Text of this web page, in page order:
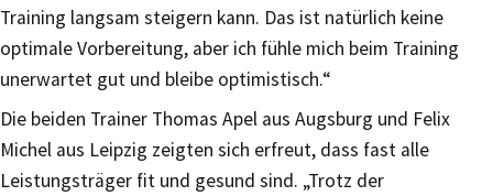
Training langsam steigern kann. Das ist natürlich keine
optimale Vorbereitung, aber ich fühle mich beim Training
unerwartet gut und bleibe optimistisch.“
Die beiden Trainer Thomas Apel aus Augsburg und Felix
Michel aus Leipzig zeigten sich erfreut, dass fast alle
Leistungsträger fit und gesund sind. „Trotz der